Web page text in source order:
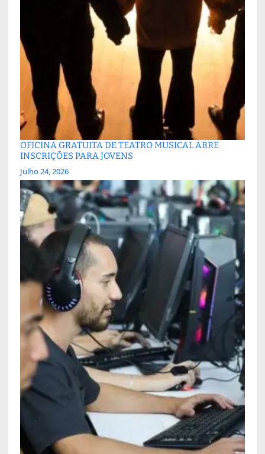
OFICINA GRATUITA DE TEATRO MUSICAL ABRE
INSCRIÇÕES PARA JOVENS
Julho 24, 2026